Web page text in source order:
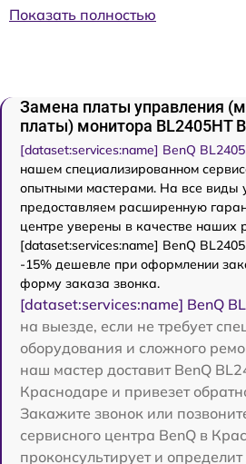
Показать полностью
Замена платы управления
платы) монитора BL2405HT
[dataset:services:name] BenQ
нашем специализированном
опытными мастерами. На все виды
предоставляем расширенную
центре уверены в качестве наших
[dataset:services:name] BenQ
-15% дешевле при оформлении
форму заказа звонка.
[dataset:services:name] BenQ
на выезде, если не требует
оборудования и сложного
наш мастер доставит BenQ
Краснодаре и привезет
Закажите звонок или
сервисного центра BenQ в
проконсультирует и